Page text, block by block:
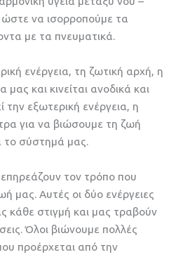
να ισορροπούμε τα
με τα πνευματικά.
ενέργεια, τη ζωτική αρχή, η
μας και κινείται ανοδικά και
την εξωτερική ενέργεια, η
για να βιώσουμε τη ζωή
το σύστημά μας.
επηρεάζουν τον τρόπο που
μας. Αυτές οι δύο ενέργειες
κάθε στιγμή και μας τραβούν
Όλοι βιώνουμε πολλές
προέρχεται από την